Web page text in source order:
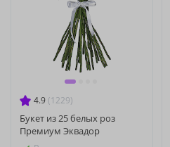
4.9 (1229)
Букет из 25 белых роз
Премиум Эквадор